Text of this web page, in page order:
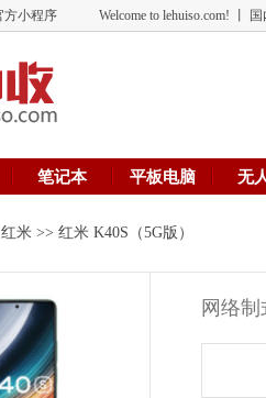
方小程序 Welcome to lehuiso.com! 丨
笔记本 平板电脑 无
米 >> 红米 K40S（5G版）
网络制